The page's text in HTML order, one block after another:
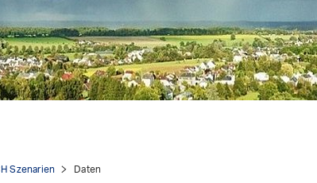
Szenarien Daten